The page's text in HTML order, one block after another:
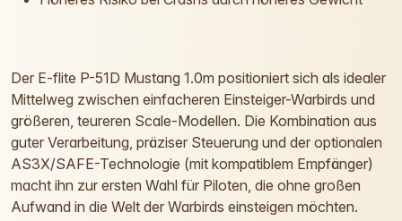
Der E-flite P-51D Mustang 1.0m positioniert sich als idealer
Mittelweg zwischen einfacheren Einsteiger-Warbirds und
größeren, teureren Scale-Modellen. Die Kombination aus
guter Verarbeitung, präziser Steuerung und der optionalen
AS3X/SAFE-Technologie (mit kompatiblem Empfänger)
macht ihn zur ersten Wahl für Piloten, die ohne großen
Aufwand in die Welt der Warbirds einsteigen möchten.